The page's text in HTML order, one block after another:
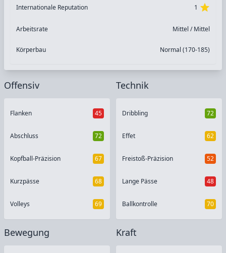
Internationale Reputation 1
Arbeitsrate Mittel / Mittel
Körperbau Normal (170-185)
Offensiv
Flanken 45
Abschluss 72
Kopfball-Präzision 67
Kurzpässe 68
Volleys 69
Technik
Dribbling 72
Effet 62
Freistoß-Präzision 52
Lange Pässe 48
Ballkontrolle 70
Bewegung Kraft